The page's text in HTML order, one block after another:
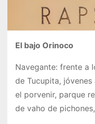
El bajo Orinoco
Navegante: frente a
de Tucupita,
el porvenir, parque
de vaho de